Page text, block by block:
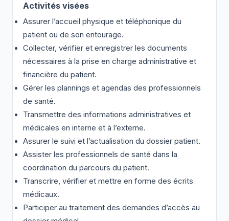
Activités visées
Assurer l’accueil physique et téléphonique du
patient ou de son entourage.
Collecter, vérifier et enregistrer les documents
nécessaires à la prise en charge administrative et
financière du patient.
Gérer les plannings et agendas des professionnels
de santé.
Transmettre des informations administratives et
médicales en interne et à l’externe.
Assurer le suivi et l’actualisation du dossier patient.
Assister les professionnels de santé dans la
coordination du parcours du patient.
Transcrire, vérifier et mettre en forme des écrits
médicaux.
Participer au traitement des demandes d’accès au